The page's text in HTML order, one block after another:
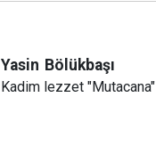
Yasin Bölükbaşı
Kadim lezzet "Mutacana"